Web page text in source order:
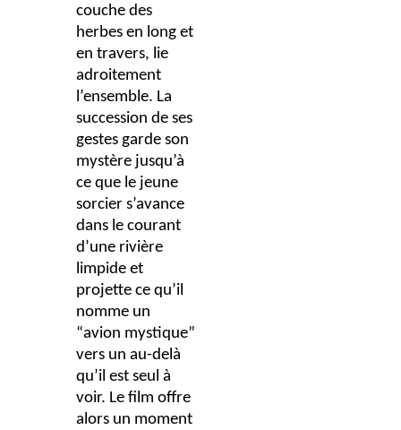
couche des
herbes en long et
en travers, lie
adroitement
l’ensemble. La
succession de ses
gestes garde son
mystère jusqu’à
ce que le jeune
sorcier s’avance
dans le courant
d’une rivière
limpide et
projette ce qu’il
nomme un
“avion mystique”
vers un au-delà
qu’il est seul à
voir. Le film offre
alors un moment